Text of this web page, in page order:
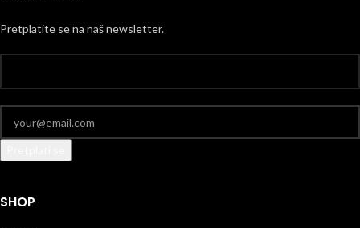
Pretplatite se na naš newsletter.
SHOP